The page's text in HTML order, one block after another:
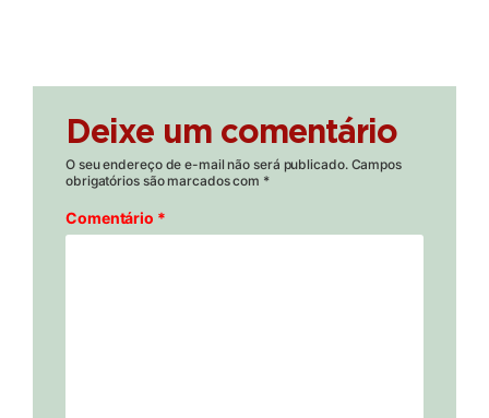
Deixe um comentário
O seu endereço de e-mail não será publicado. Campos
obrigatórios são marcados com *
Comentário *